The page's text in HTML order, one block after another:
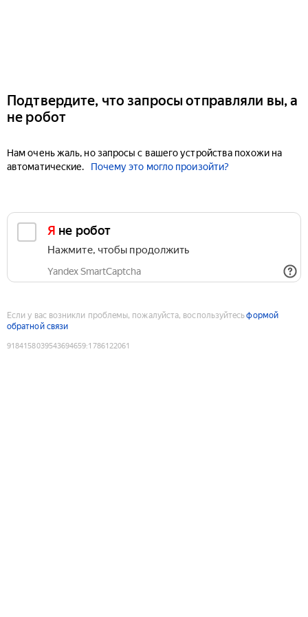
Подтвердите, что запросы отправляли вы, а
не робот
Нам очень жаль, но запросы с вашего устройства похожи на
автоматические.
Почему это могло произойти?
Я не робот
Нажмите, чтобы продолжить
Yandex SmartCaptcha
Если у вас возникли проблемы, пожалуйста, воспользуйтесьформой
обратной связи
9184158039543694659:1786122061